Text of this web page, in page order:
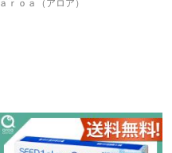
ａｒｏａ（アロア）